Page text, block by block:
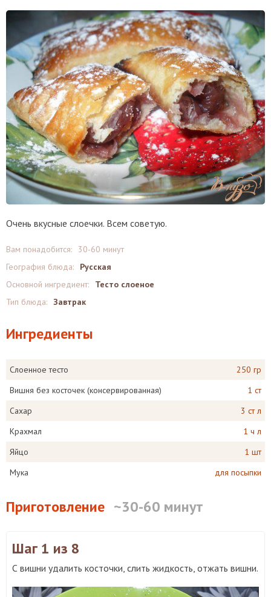
Очень вкусные слоечки. Всем советую.
Вам понадобится:
30-60 минут
География блюда:
Русская
Основной ингредиент:
Тесто слоеное
Тип блюда: Завтрак
Ингредиенты
Слоенное тесто
250 гр
Вишня без косточек (консервированная)
1 ст
Сахар
3 ст л
Крахмал
1 ч л
Яйцо
1 шт
Мука
для посыпки
Приготовление ~30-60 минут
Шаг 1 из 8
С вишни удалить косточки, слить жидкость, отжать вишни.